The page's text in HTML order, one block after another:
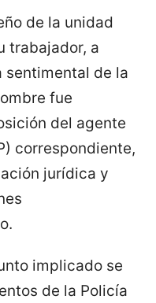
de la unidad
trabajador, a
sentimental de la
fue
del agente
correspondiente,
jurídica y
implicado se
de la Policía